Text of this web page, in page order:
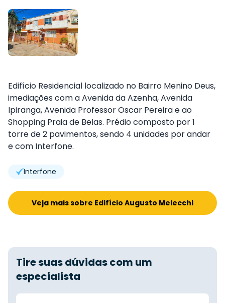
Edifício Residencial localizado no Bairro Menino Deus,
imediações com a Avenida da Azenha, Avenida
Ipiranga, Avenida Professor Oscar Pereira e ao
Shopping Praia de Belas. Prédio composto por 1
torre de 2 pavimentos, sendo 4 unidades por andar
e com Interfone.
Interfone
Veja mais sobre Edifício Augusto Melecchi
Tire suas dúvidas com um
especialista